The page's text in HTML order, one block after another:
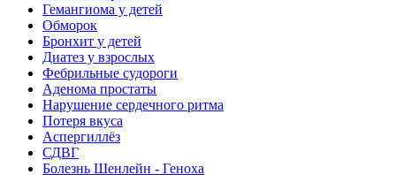
Гемангиома у детей
Обморок
Бронхит у детей
Диатез у взрослых
Фебрильные судороги
Аденома простаты
Нарушение сердечного ритма
Потеря вкуса
Аспергиллёз
СДВГ
Болезнь Шенлейн - Геноха